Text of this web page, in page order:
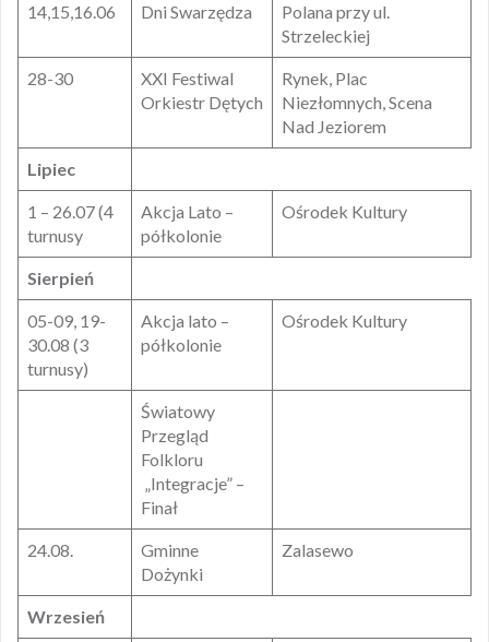
14,15,16.06 Dni Swarzędza
Polana przy ul.
Strzeleckiej
28-30
XXI Festiwal
Orkiestr Dętych
Rynek, Plac
Niezłomnych, Scena
Nad Jeziorem
Lipiec
1 – 26.07 (4
turnusy
Akcja Lato –
półkolonie
Ośrodek Kultury
Sierpień
05-09, 19-
30.08 (3
turnusy)
Akcja lato –
półkolonie
Ośrodek Kultury
Światowy
Przegląd
Folkloru
„Integracje” –
Finał
24.08.
Gminne
Dożynki
Zalasewo
Wrzesień